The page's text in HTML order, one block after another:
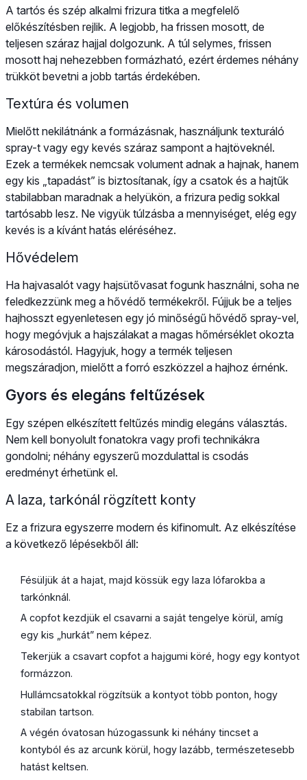
A tartós és szép alkalmi frizura titka a megfelelő
előkészítésben rejlik. A legjobb, ha frissen mosott, de
teljesen száraz hajjal dolgozunk. A túl selymes, frissen
mosott haj nehezebben formázható, ezért érdemes néhány
trükköt bevetni a jobb tartás érdekében.
Textúra és volumen
Mielőtt nekilátnánk a formázásnak, használjunk texturáló
spray-t vagy egy kevés száraz sampont a hajtöveknél.
Ezek a termékek nemcsak volument adnak a hajnak, hanem
egy kis „tapadást” is biztosítanak, így a csatok és a hajtűk
stabilabban maradnak a helyükön, a frizura pedig sokkal
tartósabb lesz. Ne vigyük túlzásba a mennyiséget, elég egy
kevés is a kívánt hatás eléréséhez.
Hővédelem
Ha hajvasalót vagy hajsütővasat fogunk használni, soha ne
feledkezzünk meg a hővédő termékekről. Fújjuk be a teljes
hajhosszt egyenletesen egy jó minőségű hővédő spray-vel,
hogy megóvjuk a hajszálakat a magas hőmérséklet okozta
károsodástól. Hagyjuk, hogy a termék teljesen
megszáradjon, mielőtt a forró eszközzel a hajhoz érnénk.
Gyors és elegáns feltűzések
Egy szépen elkészített feltűzés mindig elegáns választás.
Nem kell bonyolult fonatokra vagy profi technikákra
gondolni; néhány egyszerű mozdulattal is csodás
eredményt érhetünk el.
A laza, tarkónál rögzített konty
Ez a frizura egyszerre modern és kifinomult. Az elkészítése
a következő lépésekből áll:
Fésüljük át a hajat, majd kössük egy laza lófarokba a
tarkónknál.
A copfot kezdjük el csavarni a saját tengelye körül, amíg
egy kis „hurkát” nem képez.
Tekerjük a csavart copfot a hajgumi köré, hogy egy kontyot
formázzon.
Hullámcsatokkal rögzítsük a kontyot több ponton, hogy
stabilan tartson.
A végén óvatosan húzogassunk ki néhány tincset a
kontyból és az arcunk körül, hogy lazább, természetesebb
hatást keltsen.